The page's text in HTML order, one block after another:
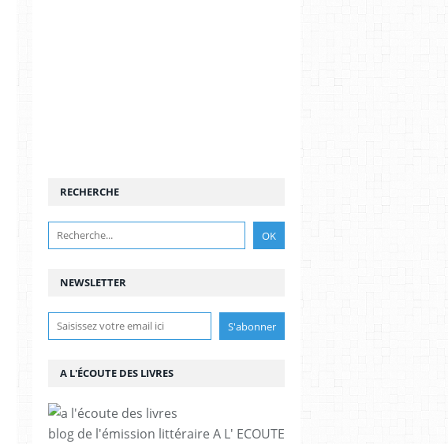
NEWSLETTER
RECHERCHE
A L'ÉCOUTE DES LIVRES
blog de l'émission littéraire A L' ECOUTE